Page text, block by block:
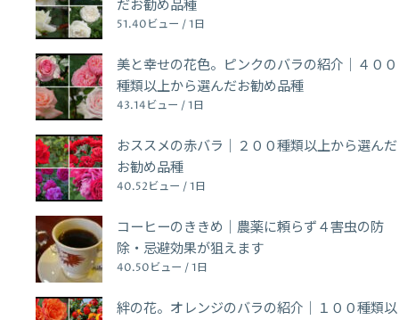
だお勧め品種
51.40ビュー / 1日
美と幸せの花色。ピンクのバラの紹介｜４００
種類以上から選んだお勧め品種
43.14ビュー / 1日
おススメの赤バラ｜２００種類以上から選んだ
お勧め品種
40.52ビュー / 1日
コーヒーのききめ｜農薬に頼らず４害虫の防
除・忌避効果が狙えます
40.50ビュー / 1日
絆の花。オレンジのバラの紹介｜１００種類以